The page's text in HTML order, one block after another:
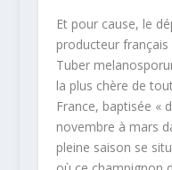
Et pour cause, le
producteur
Tuber
la plus chère de
France, baptisée «
novembre à mars
pleine saison se